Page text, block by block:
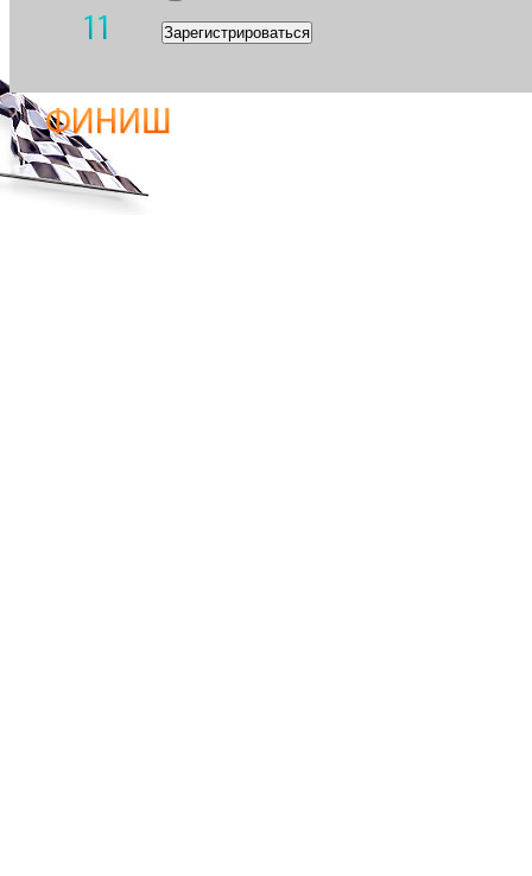
Зарегистрироваться